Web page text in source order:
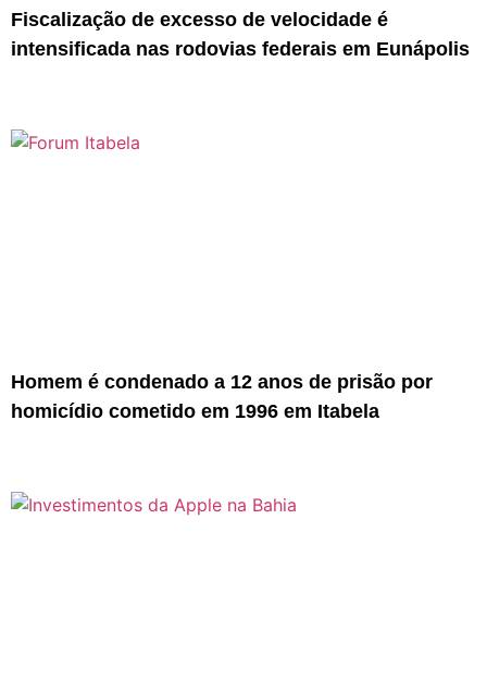
Fiscalização de excesso de velocidade é
intensificada nas rodovias federais em Eunápolis
Homem é condenado a 12 anos de prisão por
homicídio cometido em 1996 em Itabela